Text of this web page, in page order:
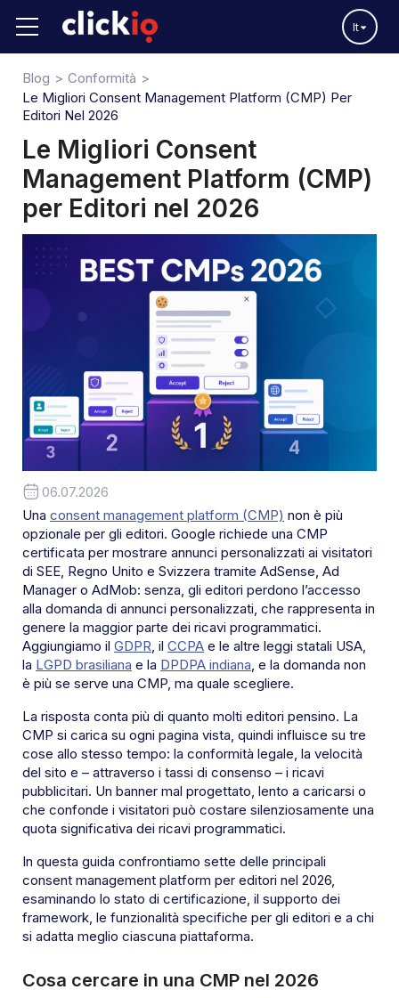
It
Blog
Conformità
Le Migliori Consent Management Platform (CMP) Per
Editori Nel 2026
Le Migliori Consent
Management Platform (CMP)
per Editori nel 2026
06.07.2026
Una consent management platform (CMP) non è più
opzionale per gli editori. Google richiede una CMP
certificata per mostrare annunci personalizzati ai visitatori
di SEE, Regno Unito e Svizzera tramite AdSense, Ad
Manager o AdMob: senza, gli editori perdono l’accesso
alla domanda di annunci personalizzati, che rappresenta in
genere la maggior parte dei ricavi programmatici.
Aggiungiamo il GDPR , il CCPA e le altre leggi statali USA,
la LGPD brasiliana e la DPDPA indiana , e la domanda non
è più se serve una CMP, ma quale scegliere.
La risposta conta più di quanto molti editori pensino. La
CMP si carica su ogni pagina vista, quindi influisce su tre
cose allo stesso tempo: la conformità legale, la velocità
del sito e – attraverso i tassi di consenso – i ricavi
pubblicitari. Un banner mal progettato, lento a caricarsi o
che confonde i visitatori può costare silenziosamente una
quota significativa dei ricavi programmatici.
In questa guida confrontiamo sette delle principali
consent management platform per editori nel 2026,
esaminando lo stato di certificazione, il supporto dei
framework, le funzionalità specifiche per gli editori e a chi
si adatta meglio ciascuna piattaforma.
Cosa cercare in una CMP nel 2026